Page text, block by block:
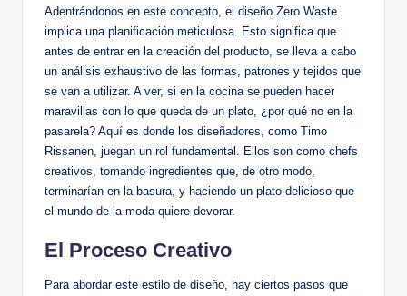
Adentrándonos en este concepto, el diseño Zero Waste
implica una planificación meticulosa. Esto significa que
antes de entrar en la creación del producto, se lleva a cabo
un análisis exhaustivo de las formas, patrones y tejidos que
se van a utilizar. A ver, si en la cocina se pueden hacer
maravillas con lo que queda de un plato, ¿por qué no en la
pasarela? Aquí es donde los diseñadores, como Timo
Rissanen, juegan un rol fundamental. Ellos son como chefs
creativos, tomando ingredientes que, de otro modo,
terminarían en la basura, y haciendo un plato delicioso que
el mundo de la moda quiere devorar.
El Proceso Creativo
Para abordar este estilo de diseño, hay ciertos pasos que